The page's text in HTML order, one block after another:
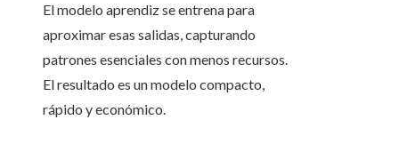
El modelo aprendiz se entrena para
aproximar esas salidas, capturando
patrones esenciales con menos recursos.
El resultado es un modelo compacto,
rápido y económico.